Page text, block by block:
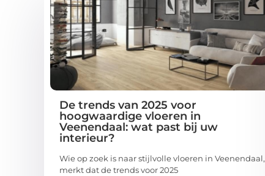
De trends van 2025 voor
hoogwaardige vloeren in
Veenendaal: wat past bij uw
interieur?
Wie op zoek is naar stijlvolle vloeren in Veenendaal,
merkt dat de trends voor 2025